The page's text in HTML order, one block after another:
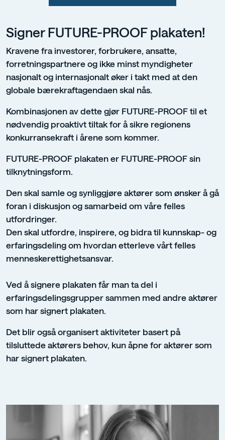
Signer FUTURE-PROOF plakaten!
Kravene fra investorer, forbrukere, ansatte,
forretningspartnere og ikke minst myndigheter
nasjonalt og internasjonalt øker i takt med at den
globale bærekraftagendaen skal nås.
Kombinasjonen av dette gjør FUTURE-PROOF til et
nødvendig proaktivt tiltak for å sikre regionens
konkurransekraft i årene som kommer.
FUTURE-PROOF plakaten er FUTURE-PROOF sin
tilknytningsform.
Den skal samle og synliggjøre aktører som ønsker å gå
foran i diskusjon og samarbeid om våre felles
utfordringer.
Den skal utfordre, inspirere, og bidra til kunnskap- og
erfaringsdeling om hvordan etterleve vårt felles
menneskerettighetsansvar.
Ved å signere plakaten får man ta del i
erfaringsdelingsgrupper sammen med andre aktører
som har signert plakaten.
Det blir også organisert aktiviteter basert på
tilsluttede aktørers behov, kun åpne for aktører som
har signert plakaten.